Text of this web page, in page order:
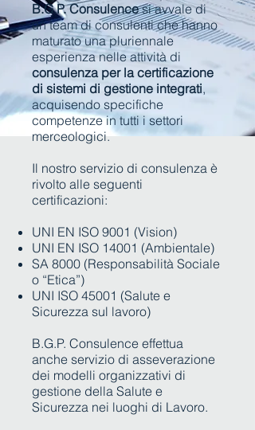
B.G.P. Consulencesi avvale di
un team di consulenti che hanno
maturato una pluriennale
esperienza nelle attività di
consulenza per la certificazione
di sistemi di gestione integrati,
acquisendo specifiche
competenze in tutti i settori
merceologici.
Il nostro servizio di consulenza è
rivolto alle seguenti
certificazioni:
UNI EN ISO 9001 (Vision)
UNI EN ISO 14001 (Ambientale)
SA 8000 (Responsabilità Sociale
o “Etica”)
UNI ISO 45001 (Salute e
Sicurezza sul lavoro)
B.G.P. Consulence effettua
anche servizio di asseverazione
dei modelli organizzativi di
gestione della Salute e
Sicurezza nei luoghi di Lavoro.